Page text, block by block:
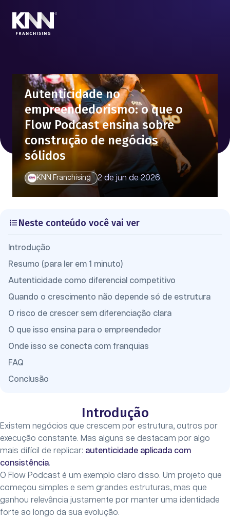
Autenticidade no
empreendedorismo: o que o
Flow Podcast ensina sobre
construção de negócios
sólidos
KNN Franchising 2 de jun de 2026
Neste conteúdo você vai ver
Introdução
Resumo (para ler em 1 minuto)
Autenticidade como diferencial competitivo
Quando o crescimento não depende só de estrutura
O risco de crescer sem diferenciação clara
O que isso ensina para o empreendedor
Onde isso se conecta com franquias
FAQ
Conclusão
Introdução
Existem negócios que crescem por estrutura, outros por
execução constante. Mas alguns se destacam por algo
mais difícil de replicar: autenticidade aplicada com
consistência.
O Flow Podcast é um exemplo claro disso. Um projeto que
começou simples e sem grandes estruturas, mas que
ganhou relevância justamente por manter uma identidade
forte ao longo da sua evolução.